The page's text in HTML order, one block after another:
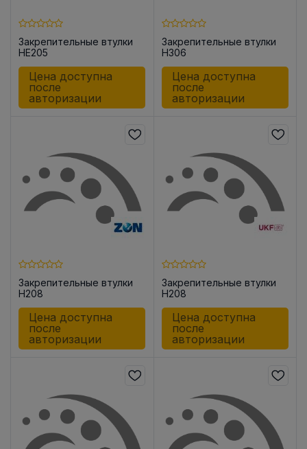
Закрепительные втулки
HE205
Цена доступна
после
авторизации
Закрепительные втулки
H306
Цена доступна
после
авторизации
Закрепительные втулки
H208
Цена доступна
после
авторизации
Закрепительные втулки
H208
Цена доступна
после
авторизации